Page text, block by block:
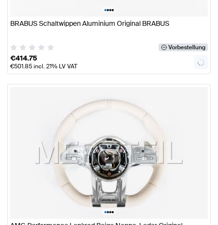
••••
BRABUS Schaltwippen Aluminium Original BRABUS
Vorbestellung
€414.75
€501.85incl. 21% LV VAT
••••